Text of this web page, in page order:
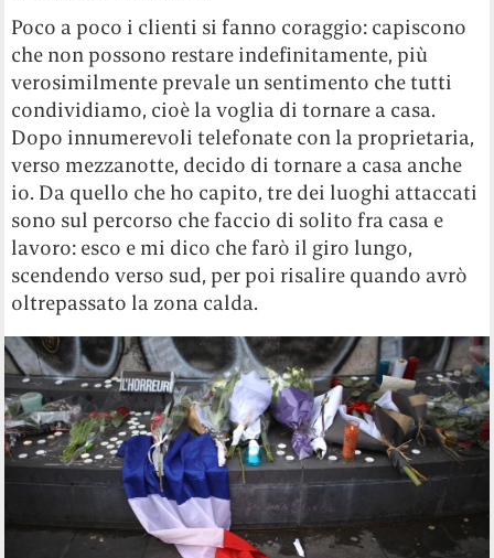
Poco a poco i clienti si fanno coraggio: capiscono
che non possono restare indefinitamente, più
verosimilmente prevale un sentimento che tutti
condividiamo, cioè la voglia di tornare a casa.
Dopo innumerevoli telefonate con la proprietaria,
verso mezzanotte, decido di tornare a casa anche
io. Da quello che ho capito, tre dei luoghi attaccati
sono sul percorso che faccio di solito fra casa e
lavoro: esco e mi dico che farò il giro lungo,
scendendo verso sud, per poi risalire quando avrò
oltrepassato la zona calda.